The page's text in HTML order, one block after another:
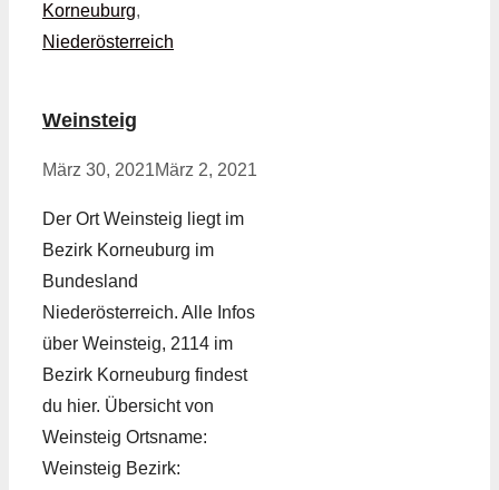
Korneuburg,
Niederösterreich
Weinsteig
März 30, 2021März 2, 2021
Der Ort Weinsteig liegt im
Bezirk Korneuburg im
Bundesland
Niederösterreich. Alle Infos
über Weinsteig, 2114 im
Bezirk Korneuburg findest
du hier. Übersicht von
Weinsteig Ortsname:
Weinsteig Bezirk: